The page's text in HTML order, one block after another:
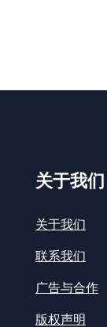
关于我们
关于我们
联系我们
广告与合作
版权声明